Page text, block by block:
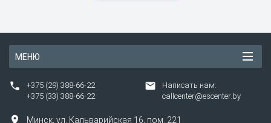
МЕНЮ
+375 (29) 388-66-22
+375 (33) 388-66-22
Написать нам:
callcenter@escenter.by
Минск, ул. Кальварийская 16, пом. 221